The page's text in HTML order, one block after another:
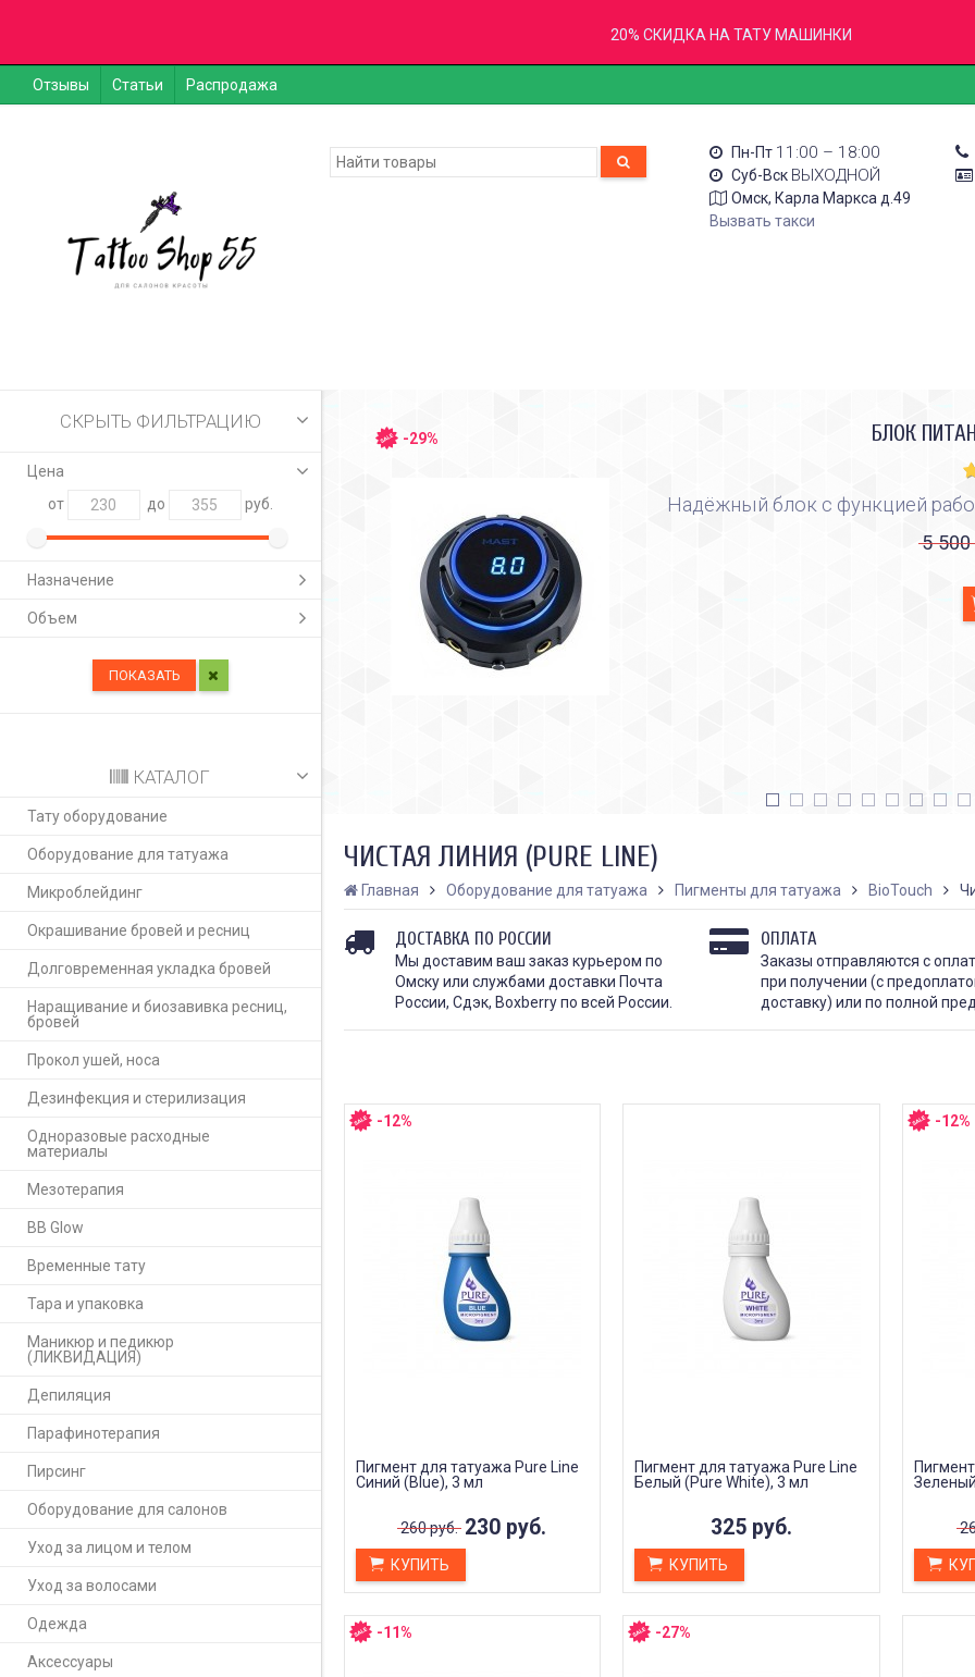
20% СКИДКА НА ТАТУ МАШИНКИ
Отзывы Статьи Распродажа
Пн-Пт 11:00 – 18:00
Суб-Вск ВЫХОДНОЙ
Омск, Карла Маркса д.49
Вызвать такси
СКРЫТЬ ФИЛЬТРАЦИЮ
Цена
от
до руб.
Назначение
Объем
КАТАЛОГ
Тату оборудование
Оборудование для татуажа
Микроблейдинг
Окрашивание бровей и ресниц
Долговременная укладка бровей
Наращивание и биозавивка ресниц,
бровей
Прокол ушей, носа
Дезинфекция и стерилизация
Одноразовые расходные
материалы
Мезотерапия
BB Glow
Временные тату
Тара и упаковка
Маникюр и педикюр
(ЛИКВИДАЦИЯ)
Депиляция
Парафинотерапия
Пирсинг
Оборудование для салонов
Уход за лицом и телом
Уход за волосами
Одежда
Аксессуары
-29% БЛОК
Надёжный блок с функцией
5 500
ЧИСТАЯ ЛИНИЯ (PURE LINE)
Главная Оборудование для татуажа Пигменты для татуажа BioTouch
ДОСТАВКА ПО РОССИИ
Мы доставим ваш заказ курьером по
Омску или службами доставки Почта
России, Сдэк, Boxberry по всей России.
ОПЛАТА
Заказы отправляются с
при получении (с
доставку) или по полной
Пигмент для татуажа Pure Line
Синий (Blue), 3 мл
260 руб. 230 руб.
КУПИТЬ
-12%
Пигмент для татуажа Pure Line
Белый (Pure White), 3 мл
325 руб.
КУПИТЬ
-12%
-11% -27%